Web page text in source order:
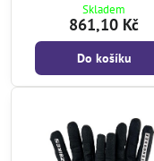
Skladem
861,10 Kč
Do košíku